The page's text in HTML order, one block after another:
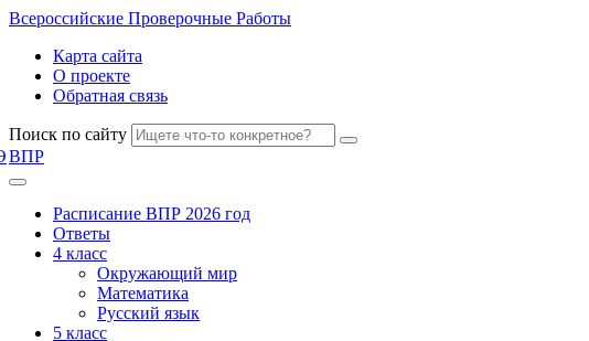
Всероссийские Проверочные Работы
Карта сайта
О проекте
Обратная связь
Поиск по сайту
ВПР
Расписание ВПР 2026 год
Ответы
4 класс
Окружающий мир
Математика
Русский язык
5 класс